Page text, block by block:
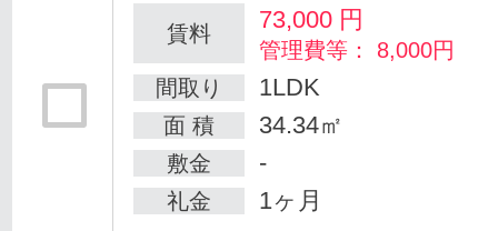
賃料 73,000 円
管理費等： 8,000円
間取り
1LDK
面 積 34.34㎡
敷金 -
礼金 1ヶ月